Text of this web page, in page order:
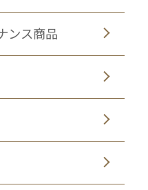
ンス商品